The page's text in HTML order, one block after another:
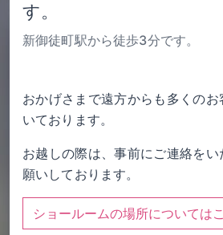
す。
新御徒町駅から徒歩3分です。
おかげさまで遠方からも多くの
いております。
お越しの際は、事前にご連絡を
願いしております。
ショールームの場所については